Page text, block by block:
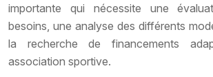
importante qui nécessite une
besoins, une analyse des différents
la recherche de financements
association sportive.